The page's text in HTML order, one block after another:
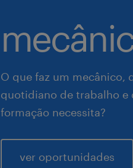
O que faz um mecânico,
quotidiano de trabalho e
formação necessita?
ver oportunidades